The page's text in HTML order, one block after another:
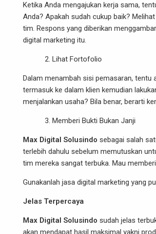
Ketika Anda mengajukan kerja sama,
Anda? Apakah sudah cukup baik?
tim. Respons yang diberikan
digital marketing itu.
Lihat Fortofolio
Dalam menambah sisi pemasaran,
termasuk ke dalam klien kemudian
menjalankan usaha? Bila benar, berarti
Memberi Bukti Bukan Janji
Max Digital Solusindo sebagai salah
terlebih dahulu sebelum memutuskan
tim mereka sangat terbuka. Mau
Gunakanlah jasa digital marketing yang
Jelas Terpercaya
Max Digital Solusindo sudah jelas
akan mendapat hasil maksimal yakni